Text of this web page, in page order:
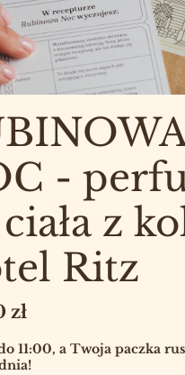
-
z
Ritz
zł
11:00, a Twoja paczka